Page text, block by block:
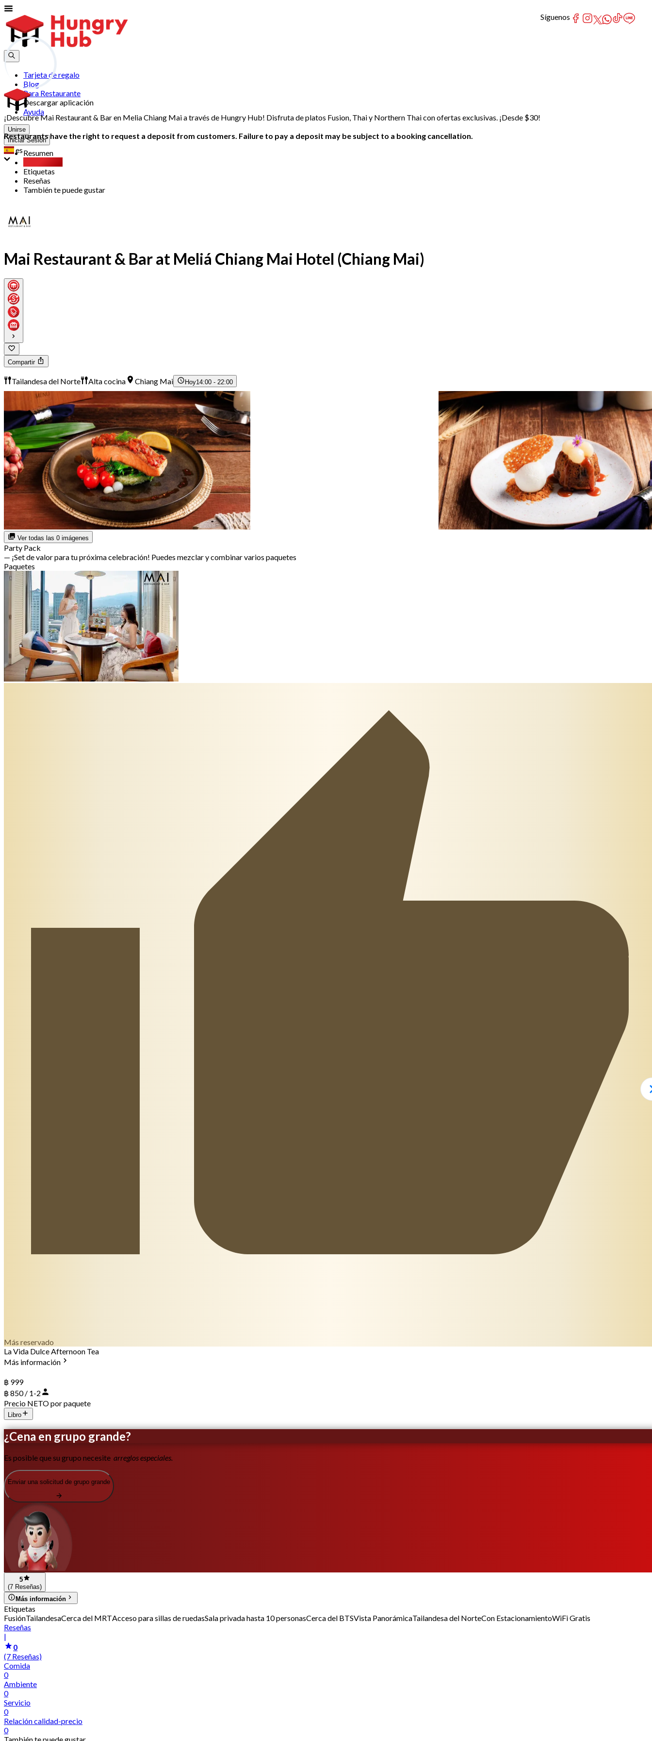
Tarjeta de regalo
Blog
Para Restaurante
Descargar aplicación
Ayuda
Unirse
Iniciar Sesión
es
¡Descubre Mai Restaurant & Bar en Melia Chiang Mai a través de Hungry Hub! Disfruta de platos Fusion, Thai y Northern Thai con ofertas exclusivas. ¡Desde $30!
Restaurants have the right to request a deposit from customers. Failure to pay a deposit may be subject to a booking cancellation.
Resumen
Etiquetas
Reseñas
También te puede gustar
Mai Restaurant & Bar at Meliá Chiang Mai Hotel (Chiang Mai)
Compartir
Tailandesa del Norte Alta cocina Chiang Mai Hoy14:00 - 22:00
Ver todas las 0 imágenes
Party Pack
— ¡Set de valor para tu próxima celebración! Puedes mezclar y combinar varios paquetes
Paquetes
Más reservado
La Vida Dulce Afternoon Tea
Más información
฿ 999
฿ 850 / 1-2
Precio NETO por paquete
Libro
¿Cena en grupo grande?
Es posible que su grupo necesite arreglos especiales.
Enviar una solicitud de grupo grande
5
(7 Reseñas)
Más información
Etiquetas
FusiónTailandesaCerca del MRTAcceso para sillas de ruedasSala privada hasta 10 personasCerca del BTSVista PanorámicaTailandesa del NorteCon EstacionamientoWiFi Gratis
Reseñas
|
0
(7 Reseñas)
Comida
0
Ambiente
0
Servicio
0
Relación calidad-precio
0
Síguenos